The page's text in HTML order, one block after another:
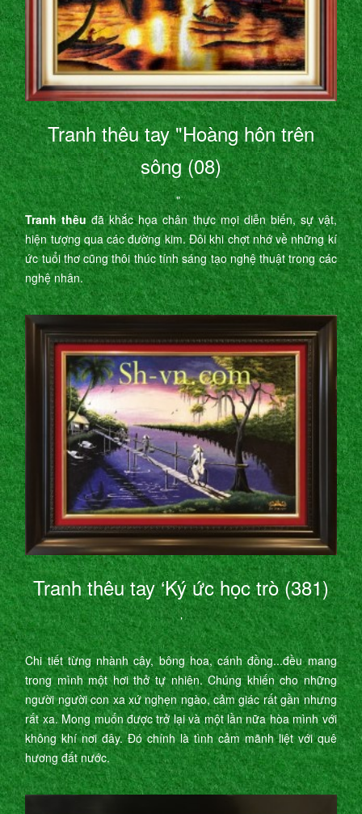
Tranh thêu tay "Hoàng hôn trên
sông (08)
"
Tranh thêuđã khắc họa chân thực mọi diễn biến, sự vật,
hiện tượng qua các đường kim. Đôi khi chợt nhớ về những kí
ức tuổi thơ cũng thôi thúc tính sáng tạo nghệ thuật trong các
nghệ nhân.
Tranh thêu tay ‘Ký ức học trò (381)
’
Chi tiết từng nhành cây, bông hoa, cánh đồng...đều mang
trong mình một hơi thở tự nhiên. Chúng khiến cho những
người người con xa xứ nghẹn ngào, cảm giác rất gần nhưng
rất xa. Mong muốn được trở lại và một lần nữa hòa mình với
không khí nơi đây. Đó chính là tình cảm mãnh liệt với quê
hương đất nước.